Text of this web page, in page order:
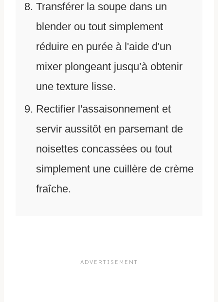
Transférer la soupe dans un
blender ou tout simplement
réduire en purée à l'aide d'un
mixer plongeant jusqu’à obtenir
une texture lisse.
Rectifier l'assaisonnement et
servir aussitôt en parsemant de
noisettes concassées ou tout
simplement une cuillère de crème
fraîche.